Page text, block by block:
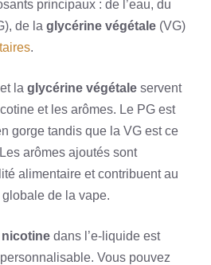
principaux : de l’eau, du
de la glycérine végétale (VG)
.
et la glycérine végétale servent
et les arômes. Le PG est
gorge tandis que la VG est ce
arômes ajoutés sont
alimentaire et contribuent au
de la vape.
dans l’e-liquide est
Vous pouvez